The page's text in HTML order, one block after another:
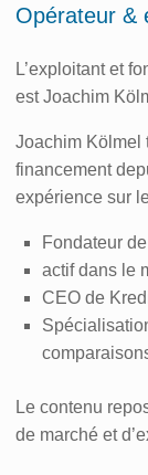
Opérateur &
L’exploitant et
est Joachim
Joachim Kölmel
financement
expérience sur
Fondateur
actif dans le
CEO de
Le contenu
de marché et